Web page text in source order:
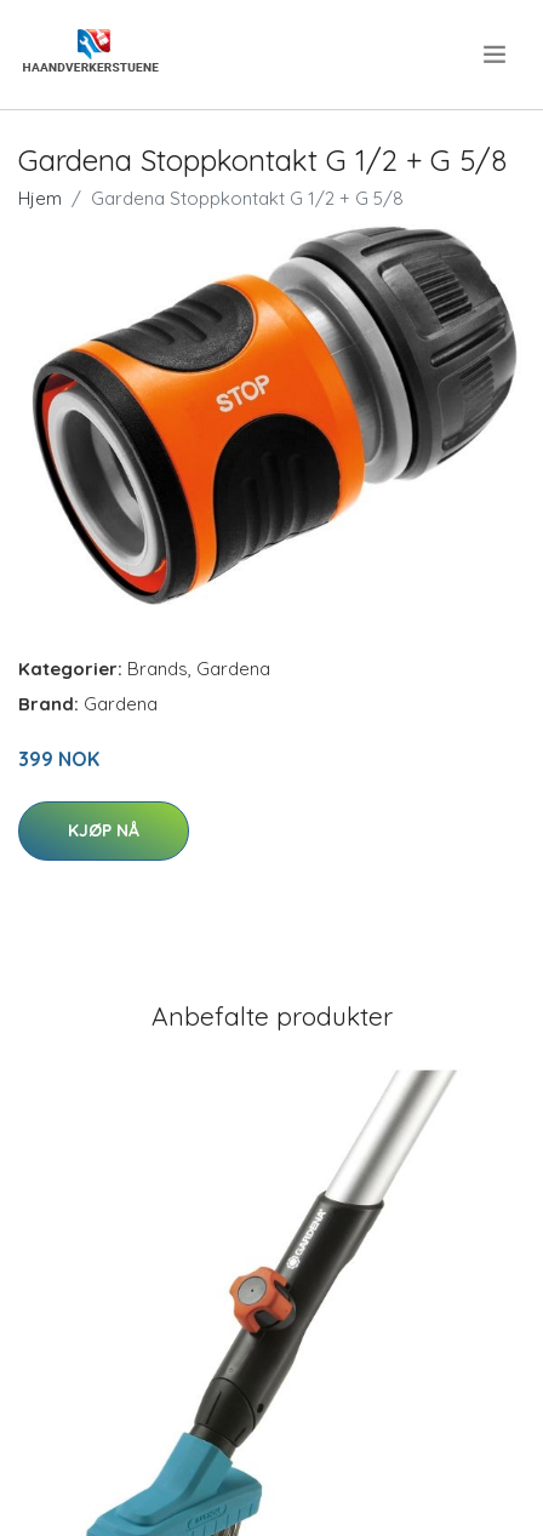
Gardena Stoppkontakt G 1/2 + G 5/8
Hjem Gardena Stoppkontakt G 1/2 + G 5/8
Kategorier: Brands Gardena
Brand: Gardena
399 NOK
KJØP NÅ
Anbefalte produkter